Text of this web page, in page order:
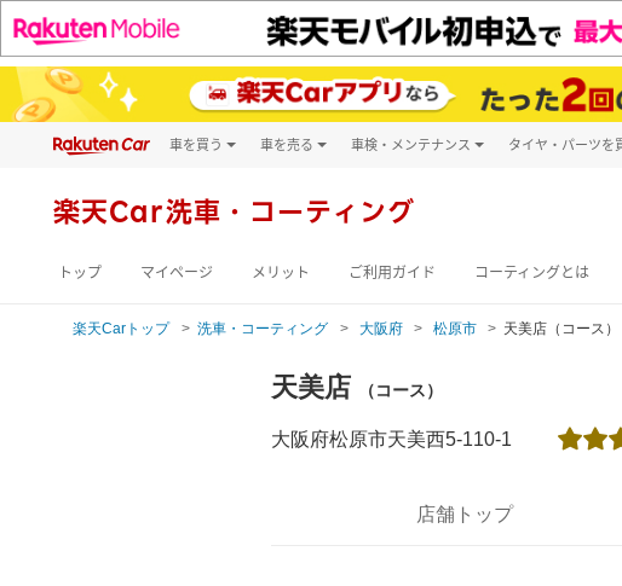
車を買う
新車
車を売る 車検・メンテナンス
キズ修理予約
洗車・コーティング予約
タイヤ・パーツを
楽天Car洗車・コーティング
トップ マイページ メリット ご利用ガイド コーティングとは
楽天Carトップ 洗車・コーティング 大阪府 松原市 天美店（コース）
天美店 （コース）
大阪府松原市天美西5-110-1
店舗トップ